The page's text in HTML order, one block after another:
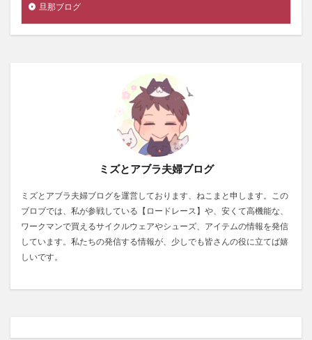
旦那ブログ
ミズとアブラ夫婦ブログ
ミズとアブラ夫婦ブログを運営しております、ねこまと申します。この
ブロブでは、私が参戦している【ロードレース】や、安くて高機能な、
ワークマンで買えるサイクルウェアやシューズ、アイテムの情報を発信
しています。私たちの発信する情報が、少しでも皆さんの役に立てば嬉
しいです。